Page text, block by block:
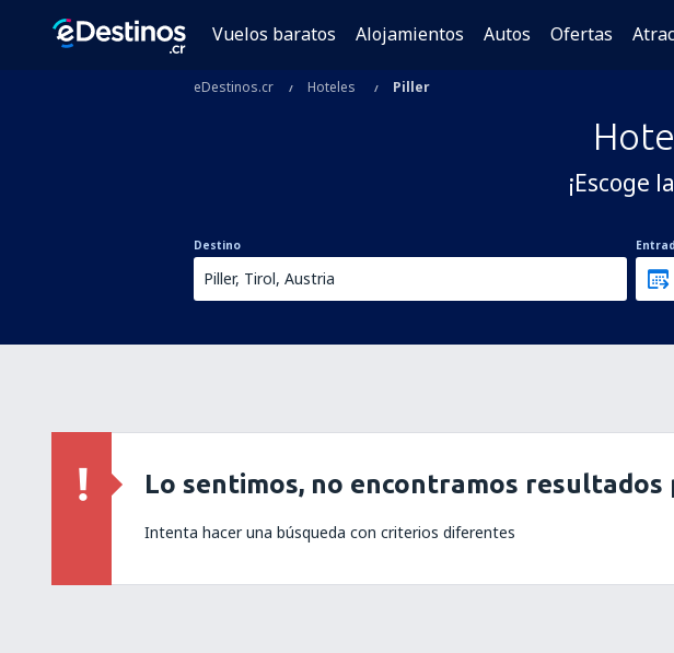
Vuelos baratos Alojamientos Autos Ofertas
eDestinos.cr Hoteles Piller
¡Escoge
Destino
Lo sentimos, no encontramos resultados
Intenta hacer una búsqueda con criterios diferentes